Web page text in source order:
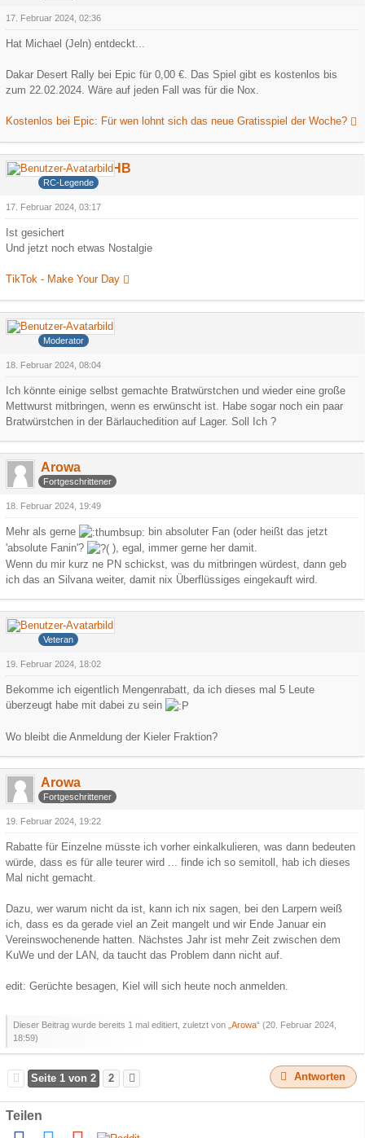
17. Februar 2024, 02:36
Hat Michael (Jeln) entdeckt...
Dakar Desert Rally bei Epic für 0,00 €. Das Spiel gibt es kostenlos bis
zum 22.02.2024. Wäre auf jeden Fall was für die Nox.
Kostenlos bei Epic: Für wen lohnt sich das neue Gratisspiel der Woche?
DerCamperHB
RC-Legende
17. Februar 2024, 03:17
Ist gesichert
Und jetzt noch etwas Nostalgie
TikTok - Make Your Day
Meanevil
Moderator
18. Februar 2024, 08:04
Ich könnte einige selbst gemachte Bratwürstchen und wieder eine große
Mettwurst mitbringen, wenn es erwünscht ist. Habe sogar noch ein paar
Bratwürstchen in der Bärlauchedition auf Lager. Soll Ich ?
Arowa
Fortgeschrittener
18. Februar 2024, 19:49
Mehr als gerne
bin absoluter Fan (oder heißt das jetzt
'absolute Fanin'?
), egal, immer gerne her damit.
Wenn du mir kurz ne PN schickst, was du mitbringen würdest, dann geb
ich das an Silvana weiter, damit nix Überflüssiges eingekauft wird.
Iceman
Veteran
19. Februar 2024, 18:02
Bekomme ich eigentlich Mengenrabatt, da ich dieses mal 5 Leute
überzeugt habe mit dabei zu sein
Wo bleibt die Anmeldung der Kieler Fraktion?
Arowa
Fortgeschrittener
19. Februar 2024, 19:22
Rabatte für Einzelne müsste ich vorher einkalkulieren, was dann bedeuten
würde, dass es für alle teurer wird ... finde ich so semitoll, hab ich dieses
Mal nicht gemacht.
Dazu, wer warum nicht da ist, kann ich nix sagen, bei den Larpern weiß
ich, dass es da gerade viel an Zeit mangelt und wir Ende Januar ein
Vereinswochenende hatten. Nächstes Jahr ist mehr Zeit zwischen dem
KuWe und der LAN, da taucht das Problem dann nicht auf.
edit: Gerüchte besagen, Kiel will sich heute noch anmelden.
Dieser Beitrag wurde bereits 1 mal editiert, zuletzt von „ Arowa“ (20. Februar 2024,
18:59)
Seite 1 von 2 2 Antworten
Teilen